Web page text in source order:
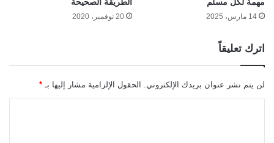
14 مارس، 2025 20 نوفمبر، 2020
اترك تعليقاً
لن يتم نشر عنوان بريدك الإلكتروني. الحقول الإلزامية مشار إليها بـ *